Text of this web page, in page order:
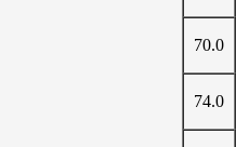
70.0
74.0